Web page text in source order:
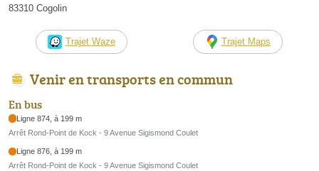
83310 Cogolin
Trajet Waze Trajet Maps
Venir en transports en commun
En bus
Ligne 874, à 199 m
Arrêt Rond-Point de Kock - 9 Avenue Sigismond Coulet
Ligne 876, à 199 m
Arrêt Rond-Point de Kock - 9 Avenue Sigismond Coulet